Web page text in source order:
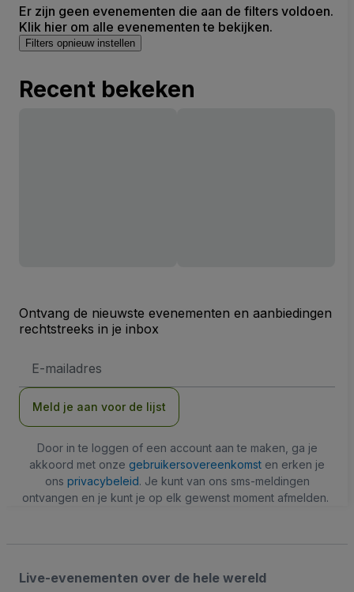
Er zijn geen evenementen die aan de filters voldoen.
Klik hier om alle evenementen te bekijken.
Filters opnieuw instellen
Recent bekeken
Ontvang de nieuwste evenementen en aanbiedingen
rechtstreeks in je inbox
mailadres
Meld je aan voor de lijst
Door in te loggen of een account aan te maken, ga je
akkoord met onze gebruikersovereenkomst en erken je
ons privacybeleid. Je kunt van ons sms-meldingen
ontvangen en je kunt je op elk gewenst moment afmelden.
Live-evenementen over de hele wereld